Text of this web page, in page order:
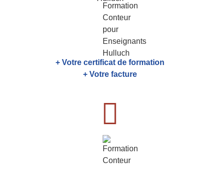
+ Votre certificat de formation
+ Votre facture